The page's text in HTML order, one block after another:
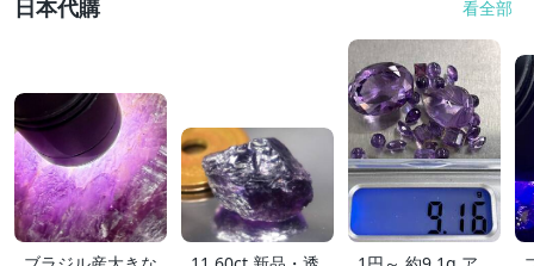
日本代購 看全部